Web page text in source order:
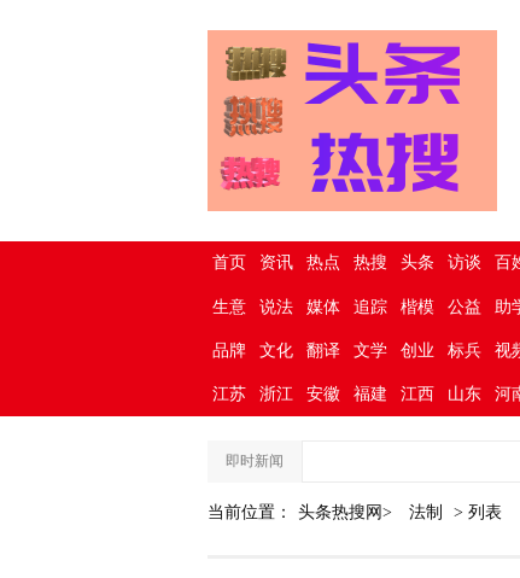
首页 资讯 热点 热搜 头条 访谈 百
生意 说法 媒体 追踪 楷模 公益 助
品牌 文化 翻译 文学 创业 标兵 视
江苏 浙江 安徽 福建 江西 山东 河
即时新闻
当前位置： 头条热搜网> 法制 > 列表